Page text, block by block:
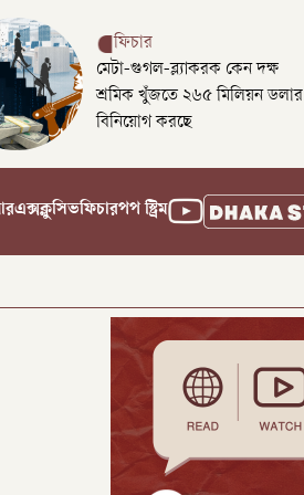
ফিচার
মেটা-গুগল-ব্ল্যাকরক কেন দক্ষ
শ্রমিক খুঁজতে ২৬৫ মিলিয়ন ডলার
বিনিয়োগ করছে
এক্সক্লুসিভফিচারপপ স্ট্রিম